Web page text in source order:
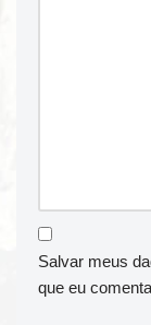
Salvar meus
que eu